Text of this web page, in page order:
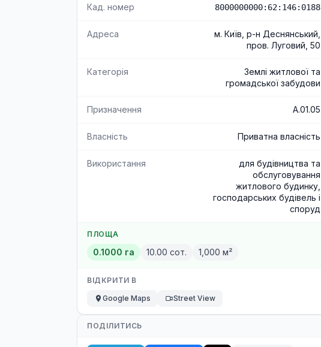
Кад. номер 8000000000:62:146:0188
Адреса
м. Київ, р-н Деснянський,
пров. Луговий, 50
Категорія
Землі житлової та
громадської забудови
Призначення A.01.05
Власність Приватна власність
Використання
для будівництва та
обслуговування
житлового будинку,
господарських будівель і
споруд
ПЛОЩА
0.1000 га 10.00 сот. 1,000 м²
ВІДКРИТИ В
Google Maps
Street View
ПОДІЛИТИСЬ